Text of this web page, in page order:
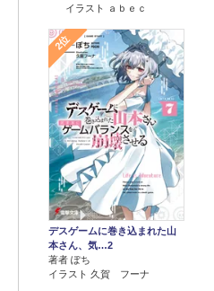
イラスト ａｂｅｃ
2位
デスゲームに巻き込まれた山
本さん、気…2
著者 ぽち
イラスト 久賀 フーナ